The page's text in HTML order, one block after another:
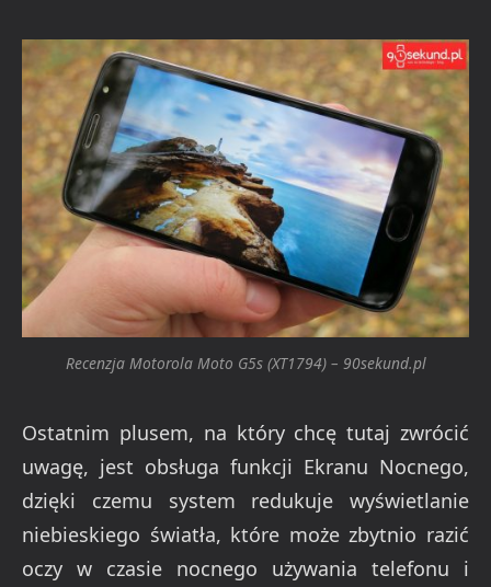
Recenzja Motorola Moto G5s (XT1794) – 90sekund.pl
Ostatnim plusem, na który chcę tutaj zwrócić
uwagę, jest obsługa funkcji Ekranu Nocnego,
dzięki czemu system redukuje wyświetlanie
niebieskiego światła, które może zbytnio razić
oczy w czasie nocnego używania telefonu i